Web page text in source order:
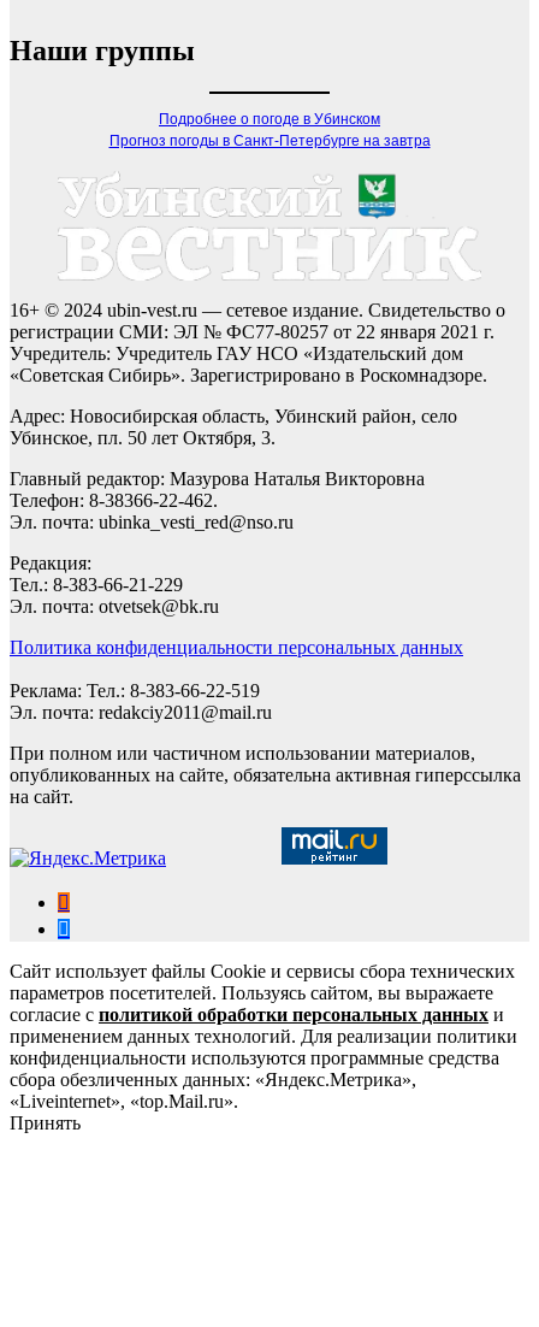
Наши группы
Подробнее о погоде в Убинском
Прогноз погоды в Санкт-Петербурге на завтра
16+ © 2024 ubin-vest.ru — сетевое издание. Свидетельство о
регистрации СМИ: ЭЛ № ФС77-80257 от 22 января 2021 г.
Учредитель: Учредитель ГАУ НСО «Издательский дом
«Советская Сибирь». Зарегистрировано в Роскомнадзоре.
Адрес: Новосибирская область, Убинский район, село
Убинское, пл. 50 лет Октября, 3.
Главный редактор: Мазурова Наталья Викторовна
Телефон: 8-38366-22-462.
Эл. почта: ubinka_vesti_red@nso.ru
Редакция:
Тел.: 8-383-66-21-229
Эл. почта: otvetsek@bk.ru
Политика конфиденциальности персональных данных
Реклама: Тел.: 8-383-66-22-519
Эл. почта: redakciy2011@mail.ru
При полном или частичном использовании материалов,
опубликованных на сайте, обязательна активная гиперссылка
на сайт.
Сайт использует файлы Cookie и сервисы сбора технических
параметров посетителей. Пользуясь сайтом, вы выражаете
согласие с политикой обработки персональных данных и
применением данных технологий. Для реализации политики
конфиденциальности используются программные средства
сбора обезличенных данных: «Яндекс.Метрика»,
«Liveinternet», «top.Mail.ru».
Принять